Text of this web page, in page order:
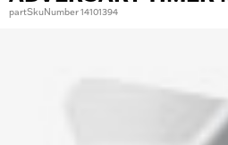
partSkuNumber 14101394